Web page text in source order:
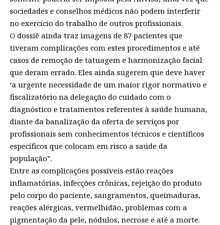
sociedades e conselhos médicos não podem interferir
no exercício do trabalho de outros profissionais.
O dossiê ainda traz imagens de 87 pacientes que
tiveram complicações com estes procedimentos e até
casos de remoção de tatuagem e harmonização facial
que deram errado. Eles ainda sugerem que deve haver
‘a urgente necessidade de um maior rigor normativo e
fiscalizatório na delegação do cuidado com o
diagnóstico e tratamentos referentes à saúde humana,
diante da banalização da oferta de serviços por
profissionais sem conhecimentos técnicos e científicos
específicos que colocam em risco a saúde da
população”.
Entre as complicações possíveis estão reações
inflamatórias, infecções crônicas, rejeição do produto
pelo corpo do paciente, sangramentos, queimaduras,
reações alérgicas, vermelhidão, problemas com a
pigmentação da pele, nódulos, necrose e até a morte.